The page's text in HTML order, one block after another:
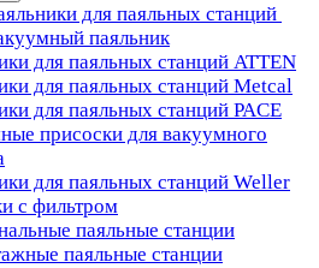
для паяльных станций
паяльник
для паяльных станций ATTEN
для паяльных станций Metcal
для паяльных станций PACE
присоски для вакуумного
для паяльных станций Weller
с фильтром
паяльные станции
паяльные станции